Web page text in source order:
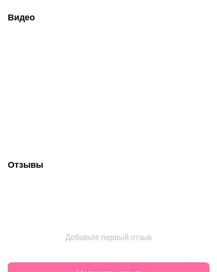
Видео
Отзывы
Добавьте первый отзыв